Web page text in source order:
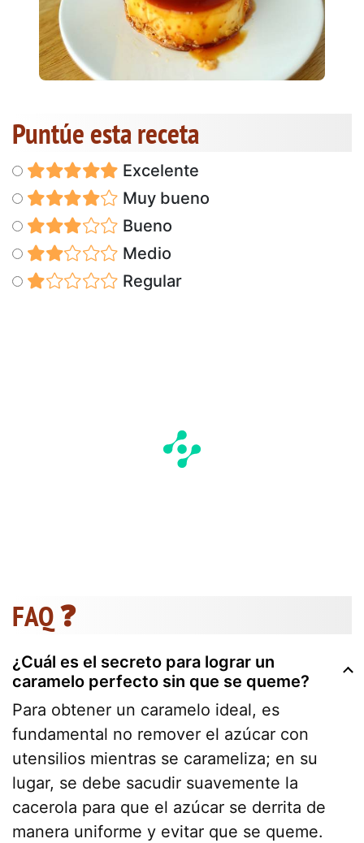
Puntúe esta receta
Excelente
Muy bueno
Bueno
Medio
Regular
FAQ ❓
¿Cuál es el secreto para lograr un
caramelo perfecto sin que se queme?
Para obtener un caramelo ideal, es
fundamental no remover el azúcar con
utensilios mientras se carameliza; en su
lugar, se debe sacudir suavemente la
cacerola para que el azúcar se derrita de
manera uniforme y evitar que se queme.